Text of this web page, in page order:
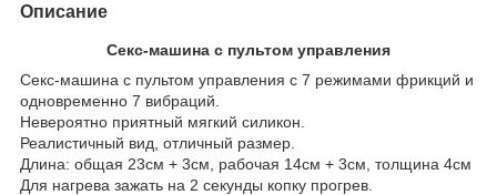
Описание
Секс-машина с пультом управления
Секс-машина с пультом управления с 7 режимами фрикций и
одновременно 7 вибраций.
Невероятно приятный мягкий силикон.
Реалистичный вид, отличный размер.
Длина: общая 23см + 3см, рабочая 14см + 3см, толщина 4см
Для нагрева зажать на 2 секунды копку прогрев.